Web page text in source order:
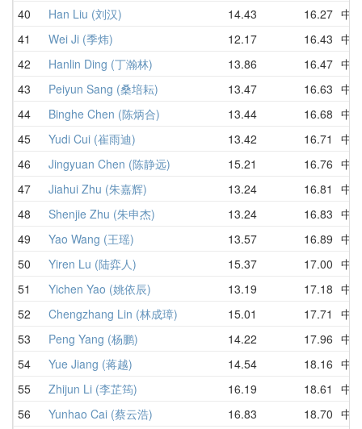
40
Han Liu (刘汉) 14.43 16.27 中
41
Wei Ji (季炜) 12.17 16.43 中
42
Hanlin Ding (丁瀚林) 13.86 16.47 中
43
Peiyun Sang (桑培耘) 13.47 16.63 中
44
Binghe Chen (陈炳合) 13.44 16.68 中
45
Yudi Cui (崔雨迪) 13.42 16.71
中
46
Jingyuan Chen (陈静远) 15.21 16.76 中
47
Jiahui Zhu (朱嘉辉) 13.24 16.81
中
48
Shenjie Zhu (朱申杰) 13.24 16.83 中
49
Yao Wang (王瑶) 13.57 16.89 中
50
Yiren Lu (陆弈人) 15.37 17.00 中
51
Yichen Yao (姚依辰) 13.19 17.18 中
52
Chengzhang Lin (林成璋) 15.01 17.71
中
53
Peng Yang (杨鹏) 14.22 17.96 中
54
Yue Jiang (蒋越) 14.54 18.16 中
55
Zhijun Li (李芷筠) 16.19 18.61
中
56
Yunhao Cai (蔡云浩) 16.83 18.70 中